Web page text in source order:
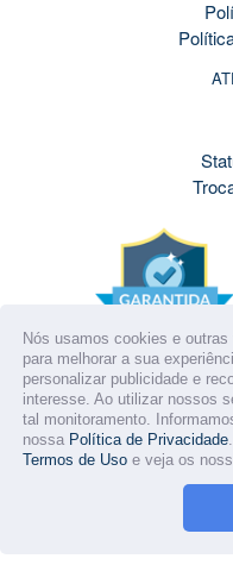
Nós usamos cookies e
para melhorar a sua
personalizar publicidade e
interesse. Ao utilizar nossos
tal monitoramento.
nossa Política de Privacidade
Termos de Uso e veja os
Atendimento de
VIAPELE -